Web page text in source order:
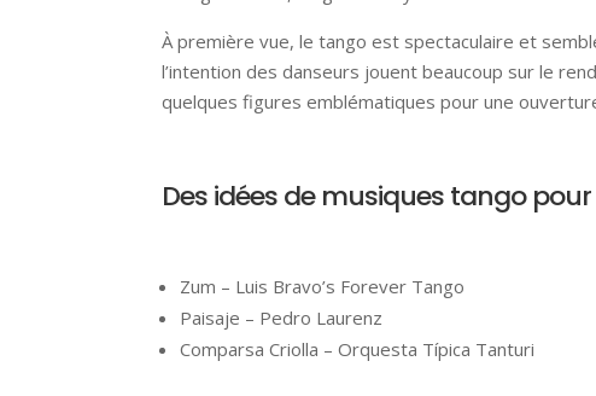
À première vue, le tango est spectaculaire et
l’intention des danseurs jouent beaucoup sur le
quelques figures emblématiques pour une
Des idées de musiques tango
Zum – Luis Bravo’s Forever Tango
Paisaje – Pedro Laurenz
Comparsa Criolla – Orquesta Típica Tanturi